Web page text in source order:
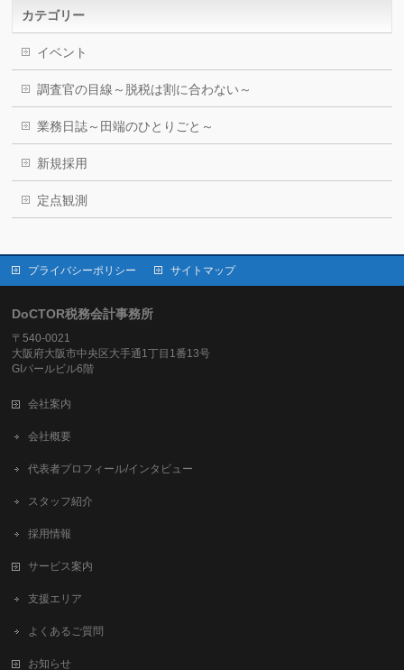
カテゴリー
イベント
調査官の目線～脱税は割に合わない～
業務日誌～田端のひとりごと～
新規採用
定点観測
プライバシーポリシー サイトマップ
DoCTOR税務会計事務所
〒540-0021
大阪府大阪市中央区大手通1丁目1番13号
GIパールビル6階
会社案内
会社概要
代表者プロフィール/インタビュー
スタッフ紹介
採用情報
サービス案内
支援エリア
よくあるご質問
お知らせ